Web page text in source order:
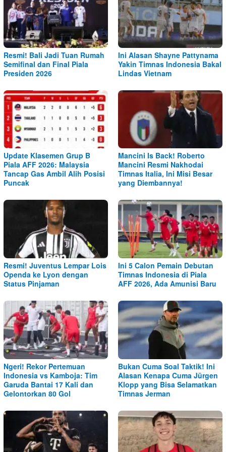
Resmi! Bali Jadi Tuan Rumah
Semifinal dan Final Piala
Presiden 2026
Ini Alasan Shayne Pattynama
Yakin Timnas Indonesia Bakal
Lindas Vietnam
Update Klasemen Grup B
Piala AFF 2026: Malaysia
Tancap Gas Ambil Alih Posisi
Puncak
Mancini Is Back! Roberto
Mancini Resmi Nakhodai
Timnas Italia, Ini Misi Besar
yang Diembannya!
Resmi! Juventus Lempar Lois
Openda ke Lyon dengan
Status Pinjaman
Ini 5 Calon Pemain Debutan
Timnas Indonesia di Piala
AFF 2026, Ada Amunisi Baru
Ngeri! Rekor Pertemuan
Indonesia vs Kamboja: Tim
Garuda Bantai 17 Kali dan
Gelontorkan 80 Gol
Bukan Cuma Soal Taktik! Ini
Alasan Kenapa Cuma Jürgen
Klopp yang Bisa Selamatkan
Timnas Jerman